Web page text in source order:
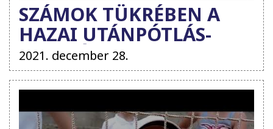
SZÁMOK TÜKRÉBEN A
HAZAI UTÁNPÓTLÁS-
NEVELÉS
2021. december 28.